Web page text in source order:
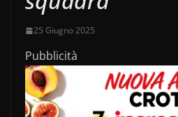
25 Giugno 2025
Pubblicità